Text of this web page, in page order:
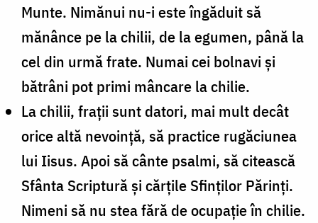
Munte. Nimănui nu-i este îngăduit să
mănânce pe la chilii, de la egumen, până la
cel din urmă frate. Numai cei bolnavi şi
bătrâni pot primi mâncare la chilie.
La chilii, fraţii sunt datori, mai mult decât
orice altă nevoinţă, să practice rugăciunea
lui Iisus. Apoi să cânte psalmi, să citească
Sfânta Scriptură şi cărţile Sfinţilor Părinţi.
Nimeni să nu stea fără de ocupaţie în chilie.